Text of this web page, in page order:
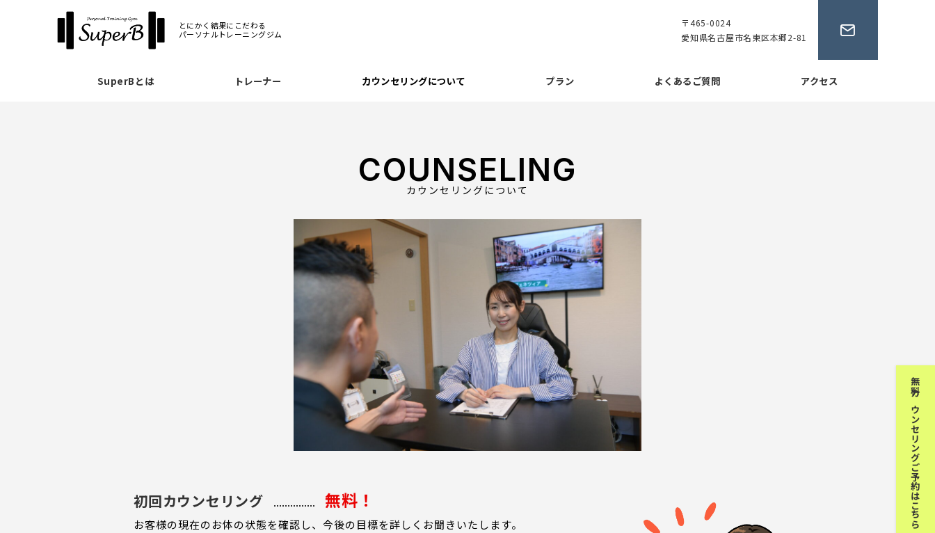
とにかく結果にこだわる
パーソナルトレーニングジム
〒465-0024
愛知県名古屋市名東区本郷2-81
SuperBとは トレーナー カウンセリングについて プラン よくあるご質問 アクセス
COUNSELING
カウンセリングについて
初回カウンセリング 無料！
お客様の現在のお体の状態を確認し、今後の目標を詳しくお聞きいたします。
無料カウンセリングご予約はこちら